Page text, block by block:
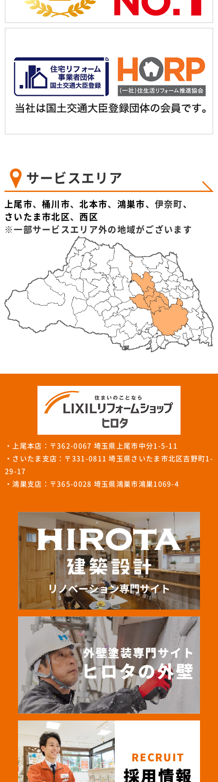
サービスエリア
上尾市、桶川市、 北本市、 鴻巣市、伊奈町、
さいたま市北区、 西区
※一部サービスエリア外の地域がございます
・上尾本店：〒362-0067 埼玉県上尾市中分1-5-11
・さいたま支店：〒331-0811 埼玉県さいたま市北区吉野町1-
29-17
・鴻巣支店：〒365-0028 埼玉県鴻巣市鴻巣1069-4